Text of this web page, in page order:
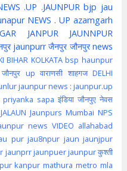
.UP .JAUNPUR bjp jau
NEWS . UP azamgarh
JANPUR
JAUNNPUR
jaunpurr जैनपुर जौनपुर news
BIHAR KOLKATA bsp haunpur
जौनपुर up वाराणसी शाहगज DELHI
jaunpur news : jaunpur.up
priyanka sapa इंडिया जौनपुए नेवस
JALAUN Jaunpurs Mumbai NPS
news VIDEO allahabad
pur jau8npur jaun jaunjpur
jaunprrjaunpuerjaunpur कुश्ती
kanpur mathura metro mla